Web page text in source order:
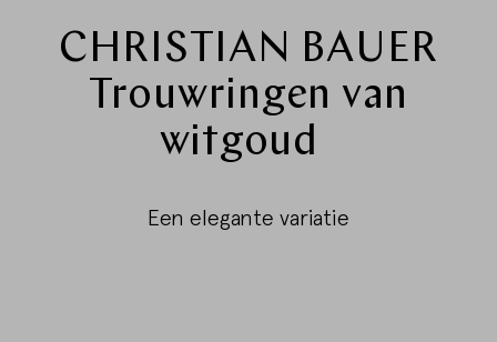
CHRISTIAN BAUER
Trouwringen van
witgoud
Een elegante variatie
WIJZIGEN